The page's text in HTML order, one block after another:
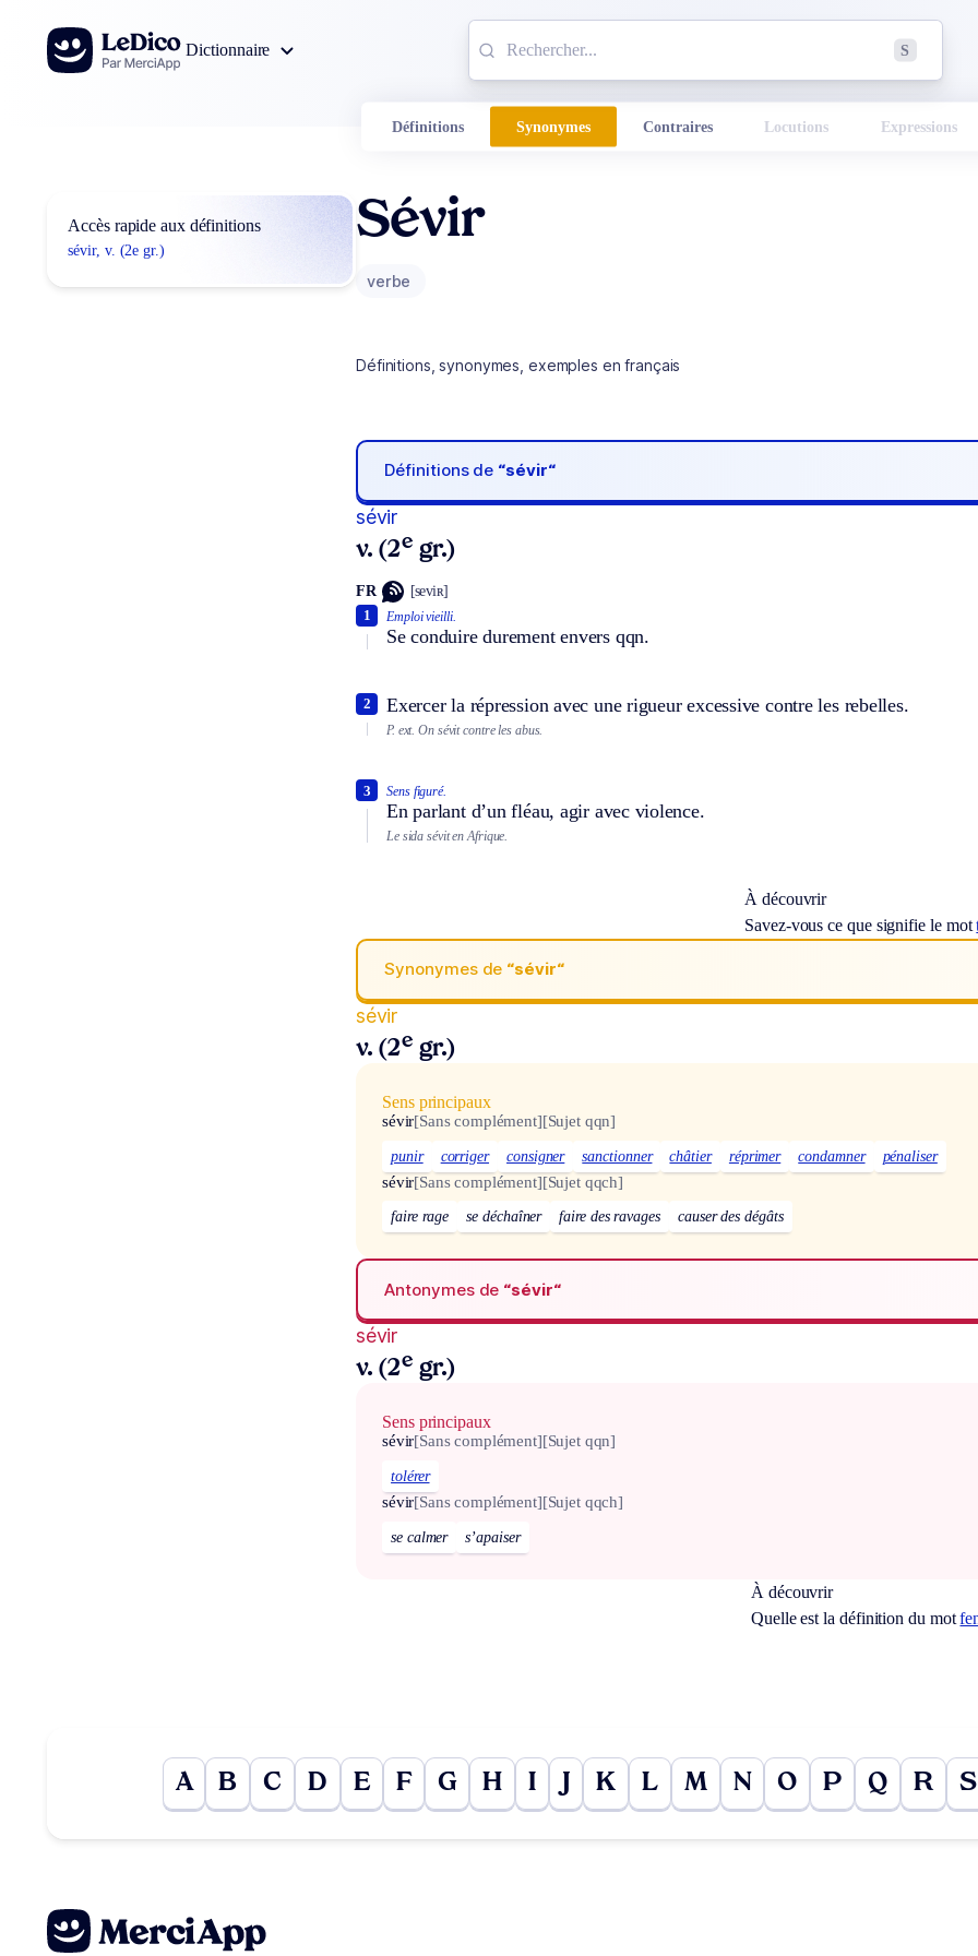
Aller au contenu
Dictionnaire
S
Définitions Synonymes Contraires Locutions Expressions
Accès rapide aux définitions
sévir, v. (2e gr.)
Sévir
verbe
Définitions, synonymes, exemples en français
Définitions de “sévir“
sévir
v. (2e gr.)
FR [seviʀ]
Emploi vieilli.
Se conduire durement envers qqn.
1
Exercer la répression avec une rigueur excessive contre les rebelles.
2
P. ext. On sévit contre les abus.
Sens figuré.
En parlant d’un fléau, agir avec violence.
3
Le sida sévit en Afrique.
À découvrir
Savez-vous ce que signifie le mot
Synonymes de “sévir“
sévir
v. (2e gr.)
Sens principaux
sévir[Sans complément][Sujet qqn]
punir corriger consigner sanctionner châtier réprimer condamner pénaliser
sévir[Sans complément][Sujet qqch]
faire rage se déchaîner faire des ravages causer des dégâts
Antonymes de “sévir“
sévir
v. (2e gr.)
Sens principaux
sévir[Sans complément][Sujet qqn]
tolérer
sévir[Sans complément][Sujet qqch]
se calmer s’apaiser
À découvrir
Quelle est la définition du mot
A B C D E F G H I J K L M N O P Q R S